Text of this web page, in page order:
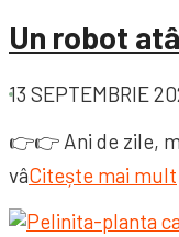
Un robot
13 SEPTEMBRIE
👉👉 Ani de zile,
vâCitește mai mult